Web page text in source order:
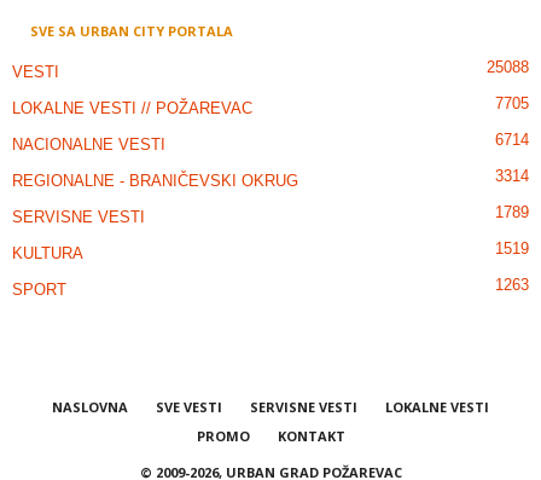
SVE SA URBAN CITY PORTALA
VESTI 25088
LOKALNE VESTI // POŽAREVAC 7705
NACIONALNE VESTI 6714
REGIONALNE - BRANIČEVSKI OKRUG 3314
SERVISNE VESTI 1789
KULTURA 1519
SPORT 1263
NASLOVNA SVE VESTI SERVISNE VESTI
LOKALNE VESTI
PROMO
KONTAKT
© 2009-2026, URBAN GRAD POŽAREVAC